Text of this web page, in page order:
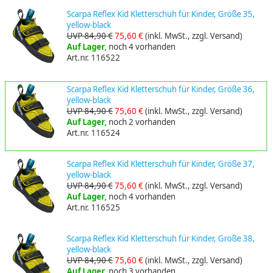
Scarpa Reflex Kid Kletterschuh für Kinder, Größe 35,
yellow-black
UVP 84,90 €75,60 €(inkl. MwSt., zzgl. Versand)
Auf Lager, noch 4 vorhanden
Art.nr. 116522
Scarpa Reflex Kid Kletterschuh für Kinder, Größe 36,
yellow-black
UVP 84,90 €75,60 €(inkl. MwSt., zzgl. Versand)
Auf Lager, noch 2 vorhanden
Art.nr. 116524
Scarpa Reflex Kid Kletterschuh für Kinder, Größe 37,
yellow-black
UVP 84,90 €75,60 €(inkl. MwSt., zzgl. Versand)
Auf Lager, noch 4 vorhanden
Art.nr. 116525
Scarpa Reflex Kid Kletterschuh für Kinder, Größe 38,
yellow-black
UVP 84,90 €75,60 €(inkl. MwSt., zzgl. Versand)